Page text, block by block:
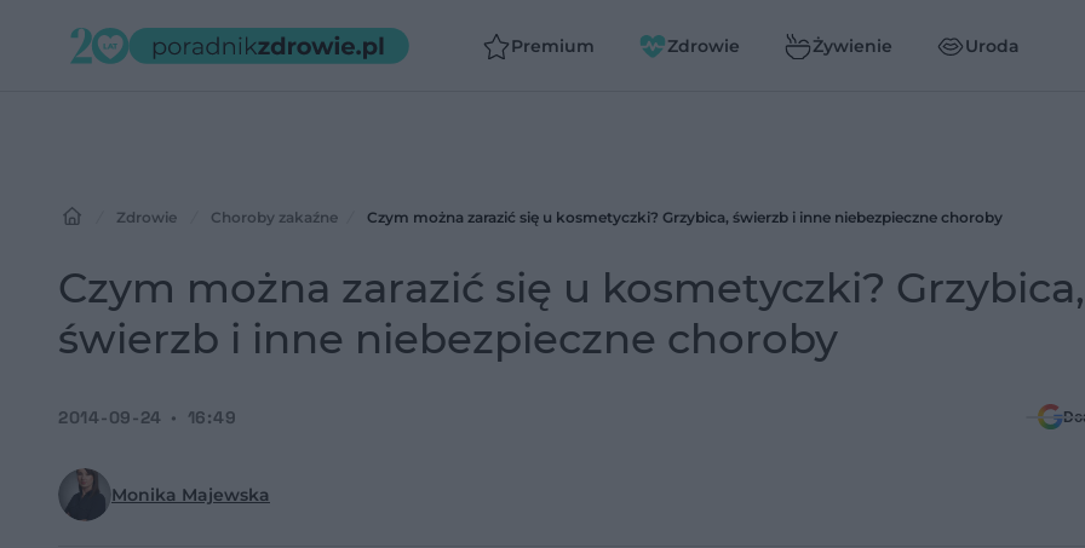
Premium Zdrowie Żywienie Uroda
Zdrowie Choroby zakaźne Czym można zarazić się u kosmetyczki? Grzybica, świerzb i inne niebezpieczne choroby
Czym można zarazić się u kosmetyczki? Grzybica,
świerzb i inne niebezpieczne choroby
Monika Majewska
2014-09-24 16:49